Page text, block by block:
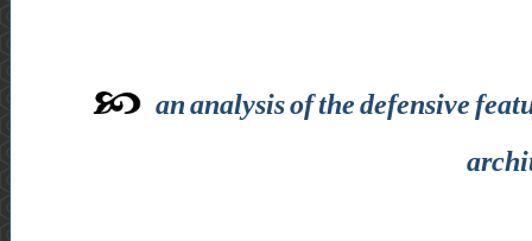
an analysis of the defensive